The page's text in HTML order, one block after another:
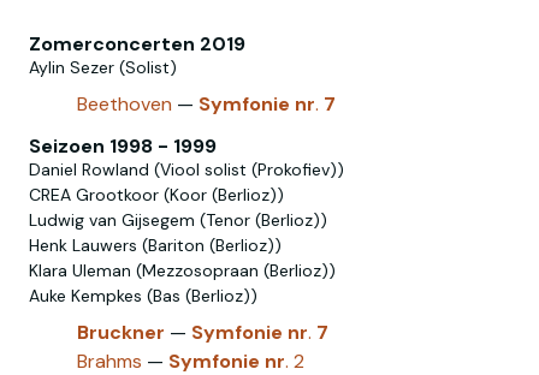
Zomerconcerten 2019
Aylin Sezer (Solist)
Beethoven — Symfonie nr. 7
Seizoen 1998 - 1999
Daniel Rowland (Viool solist (Prokofiev))
CREA Grootkoor (Koor (Berlioz))
Ludwig van Gijsegem (Tenor (Berlioz))
Henk Lauwers (Bariton (Berlioz))
Klara Uleman (Mezzosopraan (Berlioz))
Auke Kempkes (Bas (Berlioz))
Bruckner — Symfonie nr. 7
Brahms — Symfonie nr. 2